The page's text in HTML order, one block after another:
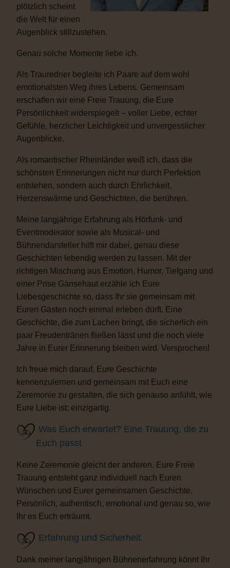
plötzlich scheint
die Welt für einen
Augenblick stillzustehen.
Genau solche Momente liebe ich.
Als Trauredner begleite ich Paare auf dem wohl
emotionalsten Weg ihres Lebens. Gemeinsam
erschaffen wir eine Freie Trauung, die Eure
Persönlichkeit widerspiegelt – voller Liebe, echter
Gefühle, herzlicher Leichtigkeit und unvergesslicher
Augenblicke.
Als romantischer Rheinländer weiß ich, dass die
schönsten Erinnerungen nicht nur durch Perfektion
entstehen, sondern auch durch Ehrlichkeit,
Herzenswärme und Geschichten, die berühren.
Meine langjährige Erfahrung als Hörfunk- und
Eventmoderator sowie als Musical- und
Bühnendarsteller hilft mir dabei, genau diese
Geschichten lebendig werden zu lassen. Mit der
richtigen Mischung aus Emotion, Humor, Tiefgang und
einer Prise Gänsehaut erzähle ich Eure
Liebesgeschichte so, dass Ihr sie gemeinsam mit
Euren Gästen noch einmal erleben dürft. Eine
Geschichte, die zum Lachen bringt, die sicherlich ein
paar Freudentränen fließen lässt und die noch viele
Jahre in Eurer Erinnerung bleiben wird. Versprochen!
Ich freue mich darauf, Eure Geschichte
kennenzulernen und gemeinsam mit Euch eine
Zeremonie zu gestalten, die sich genauso anfühlt, wie
Eure Liebe ist: einzigartig.
Was Euch erwartet? Eine Trauung, die zu
Euch passt
Keine Zeremonie gleicht der anderen. Eure Freie
Trauung entsteht ganz individuell nach Euren
Wünschen und Eurer gemeinsamen Geschichte.
Persönlich, authentisch, emotional und genau so, wie
Ihr es Euch erträumt.
Erfahrung und Sicherheit
Dank meiner langjährigen Bühnenerfahrung könnt Ihr